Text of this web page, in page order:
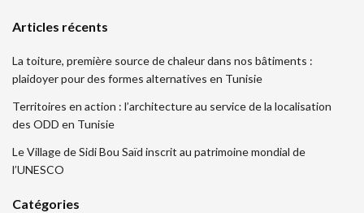
Articles récents
La toiture, première source de chaleur dans nos bâtiments :
plaidoyer pour des formes alternatives en Tunisie
Territoires en action : l’architecture au service de la localisation
des ODD en Tunisie
Le Village de Sidi Bou Saïd inscrit au patrimoine mondial de
l’UNESCO
Catégories